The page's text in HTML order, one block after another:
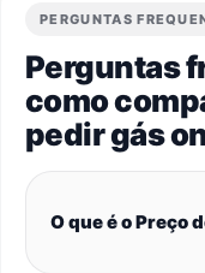
PERGUNTAS
Perguntas
como
pedir gás
O que é o Preço